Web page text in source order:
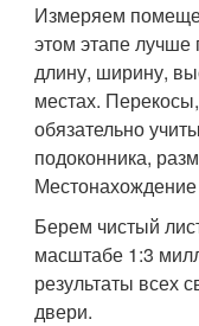
Измеряем
этом этапе лучше
длину, ширину,
местах.
обязательно
подоконника,
Берем чистый
масштабе 1:3
результаты всех
двери.